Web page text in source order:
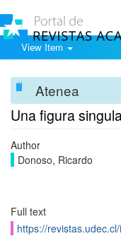
View Item
Atenea
Una figura
Author
Donoso, Ricardo
Full text
https://